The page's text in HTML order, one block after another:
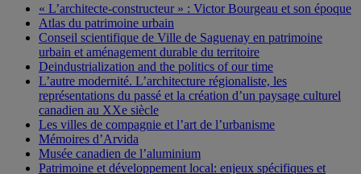
« L’architecte-constructeur » : Victor Bourgeau et son époque
Atlas du patrimoine urbain
Conseil scientifique de Ville de Saguenay en patrimoine
urbain et aménagement durable du territoire
Deindustrialization and the politics of our time
L’autre modernité. L’architecture régionaliste, les
représentations du passé et la création d’un paysage culturel
canadien au XXe siècle
Les villes de compagnie et l’art de l’urbanisme
Mémoires d’Arvida
Musée canadien de l’aluminium
Patrimoine et développement local: enjeux spécifiques et